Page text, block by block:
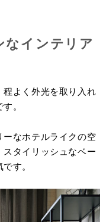
なインテリア
程よく外光を取り入れ
。
なホテルライクの空
タイリッシュなベー
す。